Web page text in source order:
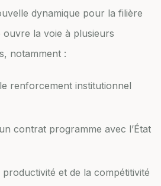
dynamique pour la filière
ouvre la voie à plusieurs
notamment :
renforcement institutionnel
contrat programme avec l’État
productivité et de la compétitivité